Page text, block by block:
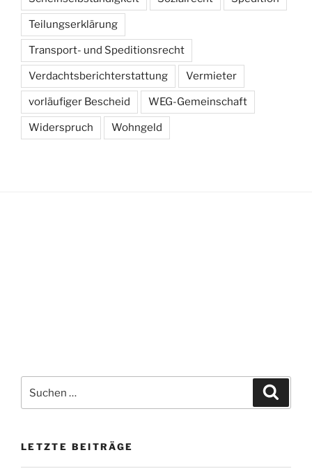
Teilungserklärung
Transport- und Speditionsrecht
Verdachtsberichterstattung Vermieter
vorläufiger Bescheid WEG-Gemeinschaft
Widerspruch Wohngeld
nach:
LETZTE BEITRÄGE